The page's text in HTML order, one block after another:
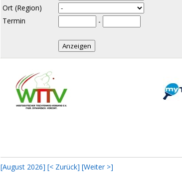
Ort (Region)
Termin
-
[August 2026] [< Zurück] [Weiter >]